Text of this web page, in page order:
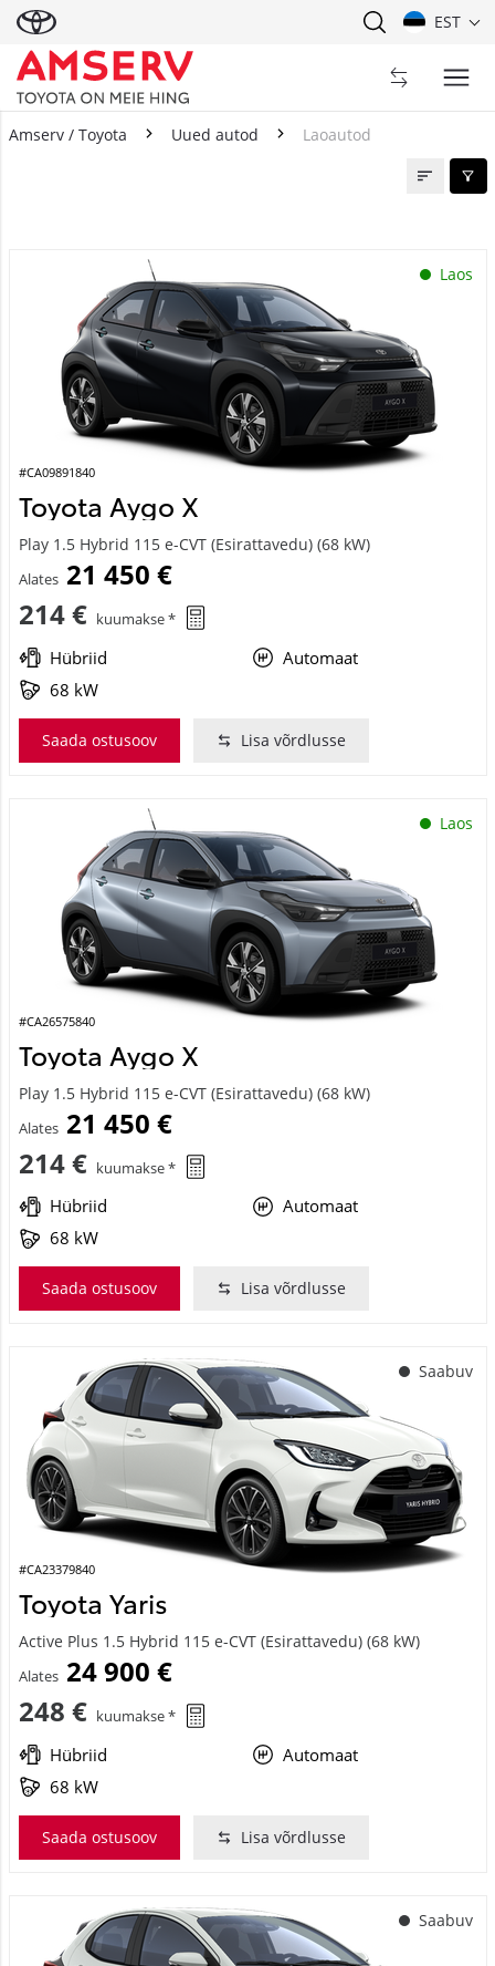
EST
Amserv / Toyota Uued autod Laoautod
Laos
#CA09891840
Toyota Aygo X
Play 1.5 Hybrid 115 e-CVT (Esirattavedu) (68 kW)
Alates 21 450 €
214 € kuumakse *
Hübriid
Automaat
68 kW
Saada ostusoov Lisa võrdlusse
Laos
#CA26575840
Toyota Aygo X
Play 1.5 Hybrid 115 e-CVT (Esirattavedu) (68 kW)
Alates 21 450 €
214 € kuumakse *
Hübriid
Automaat
68 kW
Saada ostusoov Lisa võrdlusse
Saabuv
#CA23379840
Toyota Yaris
Active Plus 1.5 Hybrid 115 e-CVT (Esirattavedu) (68 kW)
Alates 24 900 €
248 € kuumakse *
Hübriid
Automaat
68 kW
Saada ostusoov Lisa võrdlusse
Saabuv